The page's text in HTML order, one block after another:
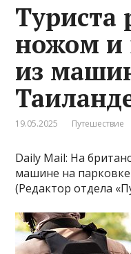
Туриста
ножом и
из
19.05.2025 Путешествие
Daily Mail: На
машине на
(Редактор отдела